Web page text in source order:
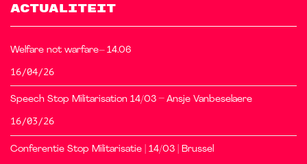
ACTUALITEIT
Welfare not warfare– 14.06
16/04/26
Speech Stop Militarisation 14/03 – Ansje Vanbeselaere
16/03/26
Conferentie Stop Militarisatie | 14/03 | Brussel